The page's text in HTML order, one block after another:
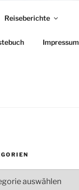
Reiseberichte
Impressum